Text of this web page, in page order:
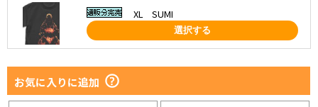
XL SUMI
選択する
お気に入りに追加